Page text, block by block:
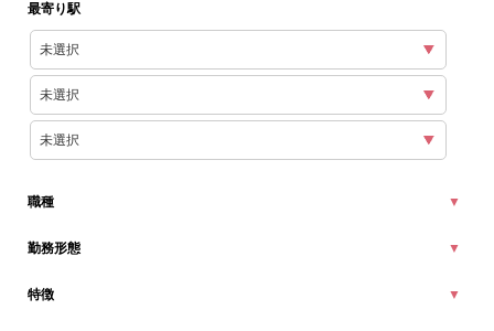
最寄り駅
職種
勤務形態
特徴